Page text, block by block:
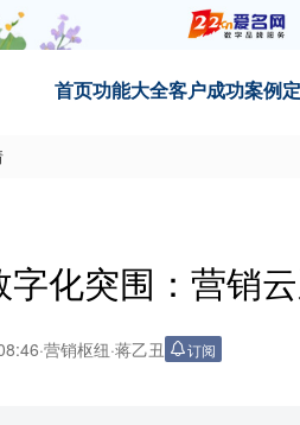
首页功能大全客户成功案例
化突围：营销
·营销枢纽·蒋乙丑 订阅